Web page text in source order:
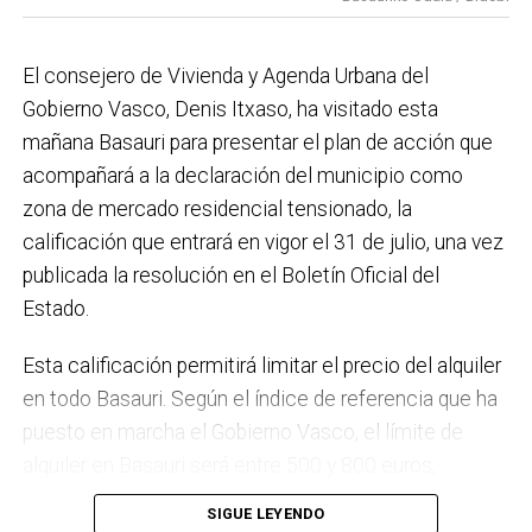
el Plan de Acción contra el Ruido y la instalación de
régimen de autoconsumo, que hacen de Basauri un
municipio más sostenible y preparado para el futuro.
En ese sentido, estamos trabajando en acciones de
clima y energía, entre las que destacan el diseño de
una red de refugios climáticos, junto con un Plan de
Actuación ante Episodios de Altas Temperaturas,
como las que recientemente hemos sufrido.
proyecto de lanueva haurreskola que se construirá en
Sarratu, junto a Arizko Ikastola, y que es una apuesta
por la educación pública y un elemento más de apoyo
el trabajo que desarrollamos en igualdad, con una
El consejero de Vivienda y Agenda Urbana del
Gobierno Vasco, Denis Itxaso, ha visitado esta
mañana Basauri para presentar el plan de acción que
acompañará a la declaración del municipio como
zona de mercado residencial tensionado, la
calificación que entrará en vigor el 31 de julio, una vez
publicada la resolución en el Boletín Oficial del
Estado.
Esta calificación permitirá limitar el precio del alquiler
en todo Basauri. Según el índice de referencia que ha
puesto en marcha el Gobierno Vasco, el límite de
dependiendo de la zona y de las características de la
SIGUE LEYENDO